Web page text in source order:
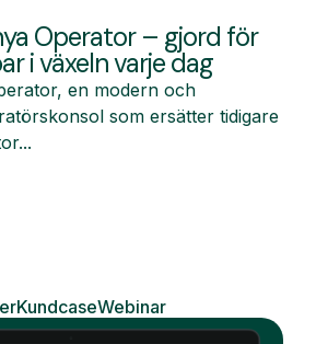
Operator – gjord för
i växeln varje dag
en modern och
som ersätter tidigare
KundcaseWebinar